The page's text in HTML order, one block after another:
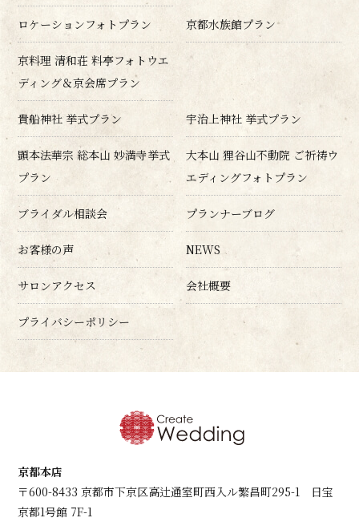
ロケーションフォトプラン 京都水族館プラン
京料理 清和荘 料亭フォトウエ
ディング＆京会席プラン
貴船神社 挙式プラン 宇治上神社 挙式プラン
顕本法華宗 総本山 妙満寺挙式
プラン
大本山 狸谷山不動院 ご祈祷ウ
エディングフォトプラン
ブライダル相談会 プランナーブログ
お客様の声 NEWS
サロンアクセス 会社概要
プライバシーポリシー
京都本店
〒600-8433 京都市下京区高辻通室町西入ル繁昌町295-1 日宝
京都1号館 7F-1